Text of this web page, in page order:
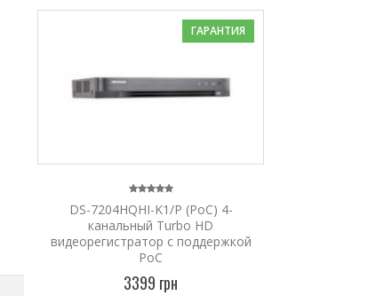
ГАРАНТИЯ
DS-7204HQHI-K1/P (PoC) 4-
канальный Turbo HD
видеорегистратор с поддержкой
PoC
3399 грн